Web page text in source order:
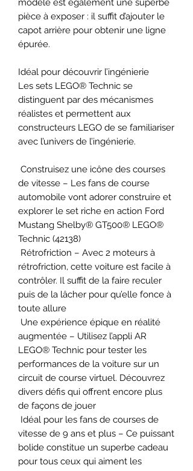
modèle est également une superbe
pièce à exposer : il suffit d’ajouter le
capot arrière pour obtenir une ligne
épurée.
Idéal pour découvrir l’ingénierie
Les sets LEGO® Technic se
distinguent par des mécanismes
réalistes et permettent aux
constructeurs LEGO de se familiariser
avec l’univers de l’ingénierie.
Construisez une icône des courses
de vitesse – Les fans de course
automobile vont adorer construire et
explorer le set riche en action Ford
Mustang Shelby® GT500® LEGO®
Technic (42138)
Rétrofriction – Avec 2 moteurs à
rétrofriction, cette voiture est facile à
contrôler. Il suffit de la faire reculer
puis de la lâcher pour qu’elle fonce à
toute allure
Une expérience épique en réalité
augmentée – Utilisez l’appli AR
LEGO® Technic pour tester les
performances de la voiture sur un
circuit de course virtuel. Découvrez
divers défis qui offrent encore plus
de façons de jouer
Idéal pour les fans de courses de
vitesse de 9 ans et plus – Ce puissant
bolide constitue un superbe cadeau
pour tous ceux qui aiment les